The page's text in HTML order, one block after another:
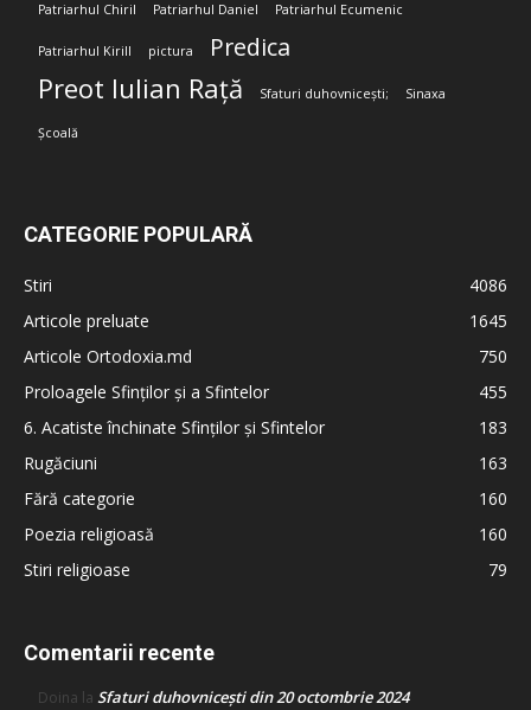
Patriarhul Chiril Patriarhul Daniel Patriarhul Ecumenic
Patriarhul Kirill pictura Predica
Preot Iulian Rață Sfaturi duhovnicești; Sinaxa
Școală
CATEGORIE POPULARĂ
Stiri
4086
Articole preluate
1645
Articole Ortodoxia.md
750
Proloagele Sfinților și a Sfintelor
455
6. Acatiste închinate Sfinților și Sfintelor
183
Rugăciuni
163
Fără categorie
160
Poezia religioasă
160
Stiri religioase
79
Comentarii recente
Doina la Sfaturi duhovnicești din 20 octombrie 2024